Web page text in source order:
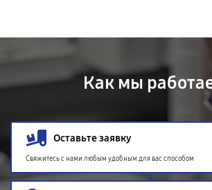
Как мы
Оставьте заявку
Свяжитесь с нами любым удобным для вас способом